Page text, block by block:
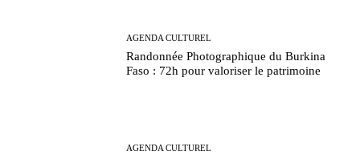
AGENDA CULTUREL
Randonnée Photographique du Burkina
Faso : 72h pour valoriser le patrimoine
AGENDA CULTUREL